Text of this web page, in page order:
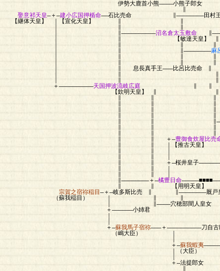
伊勢大鹿首小熊――――小熊子郎女
娶意祁天皇―＋―建小広国押楯命――石比売命 ∥――――――――
【継体天皇】 ｜【宣化天皇】 ∥ ∥ （名糠代
｜ ∥――――――――――沼名倉太玉敷命
｜ ∥ 【敏達天皇】 ∥
｜ ∥ ∥――――――――
｜ ∥ 息長真手王―――比呂比売命 ∥ ∥
＋――――――――――天国押波流岐広庭
【欽明天皇】 ∥ ∥ ∥
∥ ∥ ∥――桜井玄
∥ ∥ ＋―豊御
∥ ∥ ｜【推古
∥ ∥ ＋―桜井皇子
∥――――――――＋―橘豊日命
∥ ∥ 【用明天皇】
宗賀之宿祢稲目 ―＋―岐多斯比売 ∥ ∥――――――――厩戸
（蘇我稲目） ｜ ∥ ∥ （聖徳
｜ ∥――――穴穂部間人皇女
＋――――――小姉君
＋―蘇我馬子宿祢―――＋――――――――――刀自古
（嶋大臣） ｜
＋―蘇我蝦夷
｜（大臣） （
＋―法提郎女